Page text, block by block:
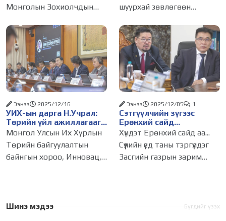
Монголын Зохиолчдын
хамтран зохион
байгуулсан “Борхойн
цом-2026” яруу найргийн
15 дахь удаагийн наадам
2026 оны
шуурхай зөвлөгөөн
төсвийн хөрөнгө
оруулалтын эрх шилжүүлсэн
төсөл, арга хэмжээний
талаар хэлэлцэв.
Зөвлөгөөний эхэнд
НЗДТГ-ын Хяналт
УИХ-ын дарга Н.Учрал:
Төрийн үйл ажиллагааг
дахин инженерчлэхдээ
технологийн дэвшил,
хиймэл оюуныг
ашиглахад онцгой
Ээнээ 2025/12/16
Монгол Улсын Их Хурлын
Төрийн байгуулалтын
байнгын хороо, Инновац,
байгууллага, Цахим
Сэтгүүлчийн зүгээс
Ерөнхий сайд
Г.ЗАНДАНШАТАРТ
хандан ил захидал
илгээжээ
Ээнээ 2025/12/05 1
Хүндэт Ерөнхий сайд аа...
Сүүлийн үед таны тэргүүлдэг
Засгийн газрын зарим
Шинэ мэдээ Бүгдийг үзэх